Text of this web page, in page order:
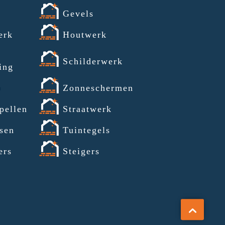
Gevels
Houtwerk
Schilderwerk
Zonneschermen
Straatwerk
Tuintegels
Steigers